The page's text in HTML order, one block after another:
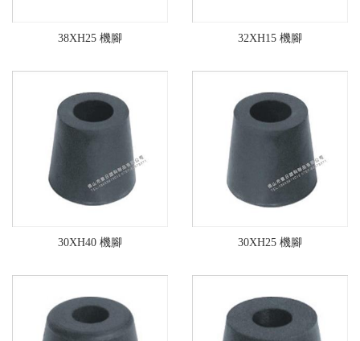
38XH25 機腳 32XH15 機腳
30XH40 機腳 30XH25 機腳